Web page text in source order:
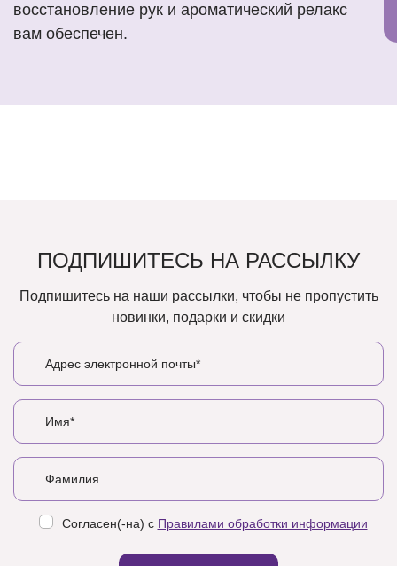
восстановление рук и ароматический релакс
вам обеспечен.
ПОДПИШИТЕСЬ НА РАССЫЛКУ
Подпишитесь на наши рассылки, чтобы не пропустить
новинки, подарки и скидки
Согласен(-на) с Правилами обработки информации